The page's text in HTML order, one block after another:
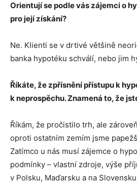
Orientují se podle vás zájemci o
pro její získání?
Ne. Klienti se v drtivé většině
banka hypotéku schválí, nebo jim
Říkáte, že zpřísnění přístupu k
k neprospěchu. Znamená to, že
Říkám, že pročistilo trh, ale
oproti ostatním zemím jsme
Zatímco u nás musí zájemce o
podmínky – vlastní zdroje, výše
v Polsku, Maďarsku a na